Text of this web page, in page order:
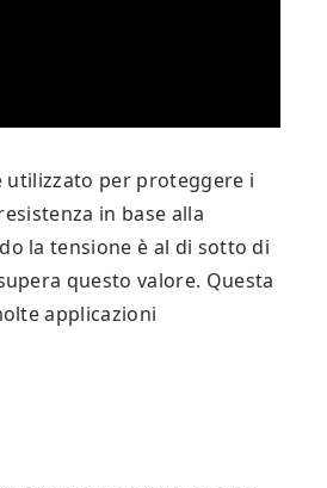
utilizzato per proteggere i
in base alla
la tensione è al di sotto di
questo valore. Questa
applicazioni